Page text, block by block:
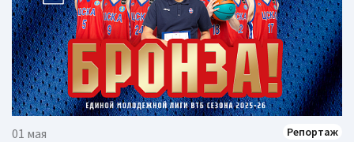
01 мая Репортаж